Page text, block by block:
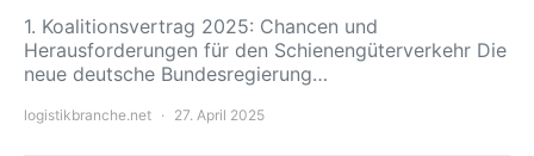
1. Koalitionsvertrag 2025: Chancen und
Herausforderungen für den Schienengüterverkehr Die
neue deutsche Bundesregierung…
logistikbranche.net 27. April 2025